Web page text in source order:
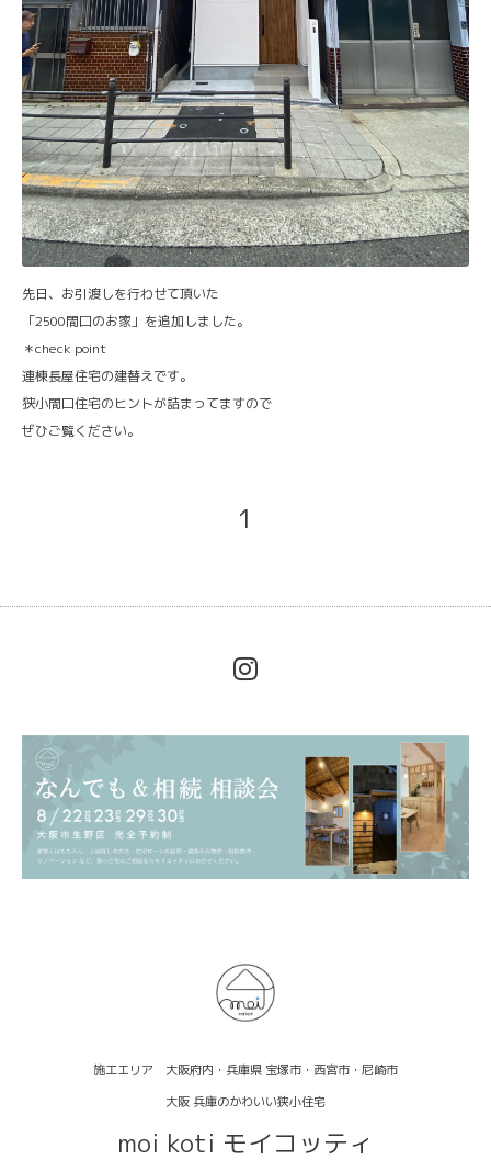
先日、お引渡しを行わせて頂いた
「2500間口のお家」を追加しました。
＊check point
連棟長屋住宅の建替えです。
狭小間口住宅のヒントが詰まってますので
ぜひご覧ください。
1
施工エリア 大阪府内・兵庫県 宝塚市・西宮市・尼崎市
大阪 兵庫のかわいい狭小住宅
moi koti モイコッティ